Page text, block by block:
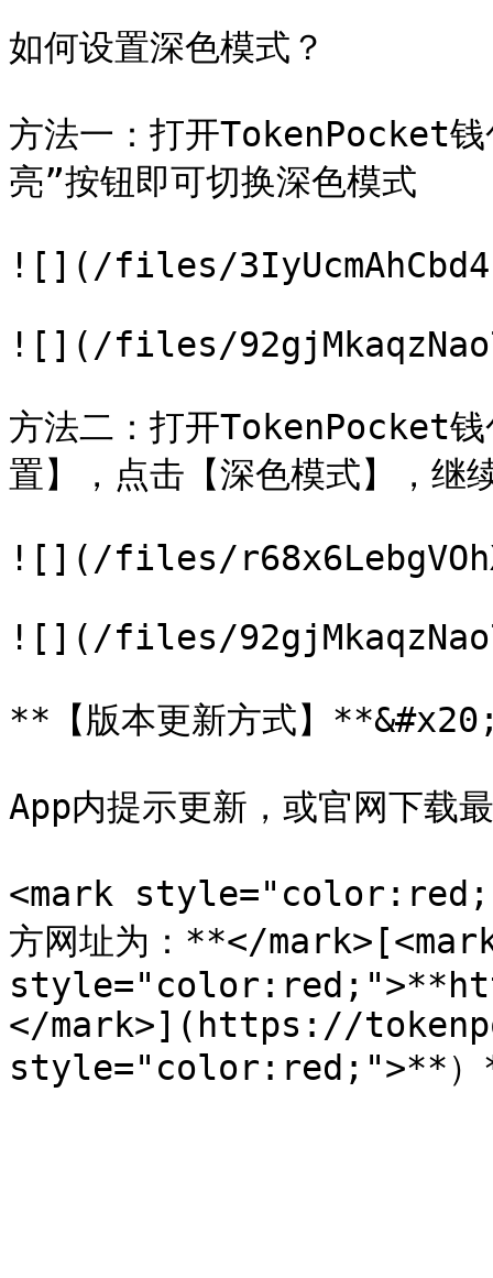
如何设置深色模式？
方法一：打开TokenPocket钱
亮”按钮即可切换深色模式
![](/files/
![](/files/
方法二：打开TokenPocket钱
置】，点击【深色模式】，继
![](/files/
![](/files/
**【版本更新方式】
App内提示更新，或官网下载
<mark
方网址为：**</
</mark>](https://